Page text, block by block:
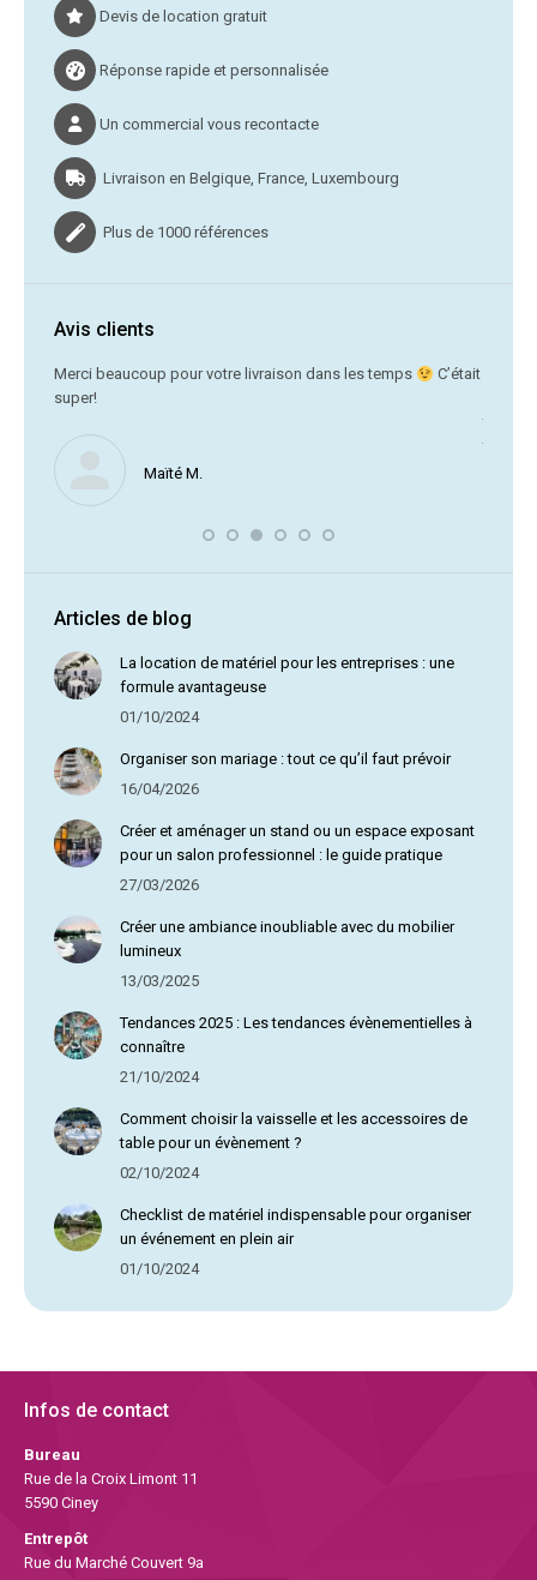
Devis de location gratuit
Réponse rapide et personnalisée
Un commercial vous recontacte
Livraison en Belgique, France, Luxembourg
Plus de 1000 références
Avis clients
Merci beaucoup pour votre livraison dans les temps
C’était
super!
Maïté M.
Articles de blog
La location de matériel pour les entreprises : une
formule avantageuse
01/10/2024
Organiser son mariage : tout ce qu’il faut prévoir
16/04/2026
Créer et aménager un stand ou un espace exposant
pour un salon professionnel : le guide pratique
27/03/2026
Créer une ambiance inoubliable avec du mobilier
lumineux
13/03/2025
Tendances 2025 : Les tendances évènementielles à
connaître
21/10/2024
Comment choisir la vaisselle et les accessoires de
table pour un évènement ?
02/10/2024
Checklist de matériel indispensable pour organiser
un événement en plein air
01/10/2024
Infos de contact
Bureau
Rue de la Croix Limont 11
5590 Ciney
Entrepôt
Rue du Marché Couvert 9a